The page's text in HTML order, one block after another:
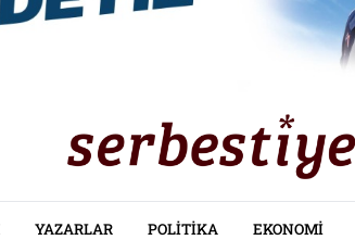
YAZARLAR POLITIKA EKONOMI